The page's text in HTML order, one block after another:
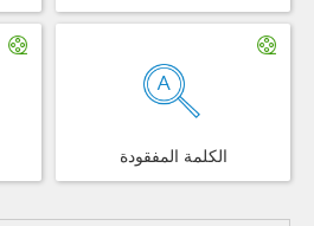
الكلمة المفقودة